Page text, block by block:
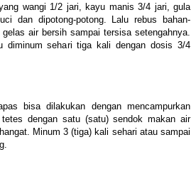
wangi 1/2 jari, kayu manis 3/4 jari, gula
dan dipotong-potong. Lalu rebus bahan-
air bersih sampai tersisa setengahnya.
diminum sehari tiga kali dengan dosis 3/4
bisa dilakukan dengan mencampurkan
dengan satu (satu) sendok makan air
Minum 3 (tiga) kali sehari atau sampai